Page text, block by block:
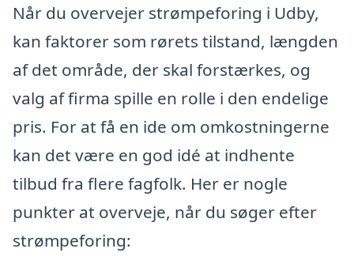
Når du overvejer strømpeforing i Udby,
kan faktorer som rørets tilstand, længden
af det område, der skal forstærkes, og
valg af firma spille en rolle i den endelige
pris. For at få en ide om omkostningerne
kan det være en god idé at indhente
tilbud fra flere fagfolk. Her er nogle
punkter at overveje, når du søger efter
strømpeforing: